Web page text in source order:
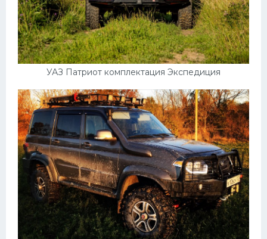
УАЗ Патриот комплектация Экспедиция